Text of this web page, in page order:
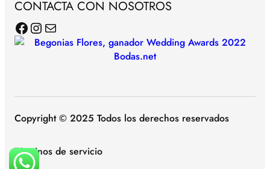
CONTACTA CON NOSOTROS
Facebook Instagram Correo electrónico
Copyright © 2025 Todos los derechos reservados
Términos de servicio